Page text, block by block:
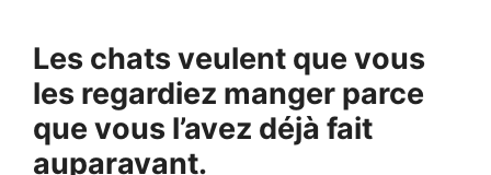
Les chats veulent que vous
les regardiez manger parce
que vous l’avez déjà fait
auparavant.